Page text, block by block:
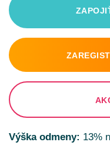
Výška odmeny: 13%